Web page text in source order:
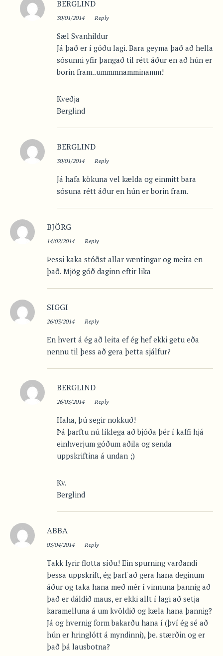
BERGLIND
30/01/2014 Reply
Sæl Svanhildur
Já það er í góðu lagi. Bara geyma það að hella
sósunni yfir þangað til rétt áður en að hún er
borin fram..ummmnamminamm!
Kveðja
Berglind
BERGLIND
30/01/2014 Reply
Já hafa kökuna vel kælda og einmitt bara
sósuna rétt áður en hún er borin fram.
BJÖRG
14/02/2014 Reply
Þessi kaka stóðst allar væntingar og meira en
það. Mjög góð daginn eftir lika
SIGGI
26/03/2014 Reply
En hvert á ég að leita ef ég hef ekki getu eða
nennu til þess að gera þetta sjálfur?
BERGLIND
26/03/2014 Reply
Haha, þú segir nokkuð!
Þá þarftu nú líklega að bjóða þér í kaffi hjá
einhverjum góðum aðila og senda
uppskriftina á undan ;)
Kv.
Berglind
ABBA
03/04/2014 Reply
Takk fyrir flotta síðu! Ein spurning varðandi
þessa uppskrift, ég þarf að gera hana deginum
áður og taka hana með mér í vinnuna þannig að
það er dáldið maus, er ekki allt í lagi að setja
karamelluna á um kvöldið og kæla hana þannig?
Já og hvernig form bakarðu hana í (því ég sé að
hún er hringlótt á myndinni), þe. stærðin og er
það þá lausbotna?